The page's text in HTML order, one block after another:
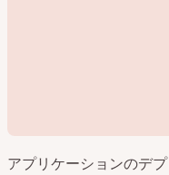
アプリケーションのデプ